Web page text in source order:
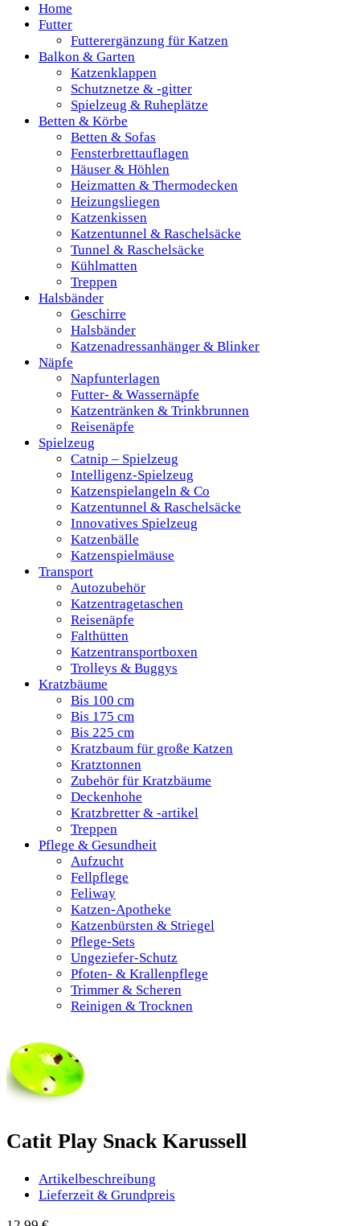
Home
Futter
Futterergänzung für Katzen
Balkon & Garten
Katzenklappen
Schutznetze & -gitter
Spielzeug & Ruheplätze
Betten & Körbe
Betten & Sofas
Fensterbrettauflagen
Häuser & Höhlen
Heizmatten & Thermodecken
Heizungsliegen
Katzenkissen
Katzentunnel & Raschelsäcke
Tunnel & Raschelsäcke
Kühlmatten
Treppen
Halsbänder
Geschirre
Halsbänder
Katzenadressanhänger & Blinker
Näpfe
Napfunterlagen
Futter- & Wassernäpfe
Katzentränken & Trinkbrunnen
Reisenäpfe
Spielzeug
Catnip – Spielzeug
Intelligenz-Spielzeug
Katzenspielangeln & Co
Katzentunnel & Raschelsäcke
Innovatives Spielzeug
Katzenbälle
Katzenspielmäuse
Transport
Autozubehör
Katzentragetaschen
Reisenäpfe
Falthütten
Katzentransportboxen
Trolleys & Buggys
Kratzbäume
Bis 100 cm
Bis 175 cm
Bis 225 cm
Kratzbaum für große Katzen
Kratztonnen
Zubehör für Kratzbäume
Deckenhohe
Kratzbretter & -artikel
Treppen
Pflege & Gesundheit
Aufzucht
Fellpflege
Feliway
Katzen-Apotheke
Katzenbürsten & Striegel
Pflege-Sets
Ungeziefer-Schutz
Pfoten- & Krallenpflege
Trimmer & Scheren
Reinigen & Trocknen
Catit Play Snack Karussell
Artikelbeschreibung
Lieferzeit & Grundpreis